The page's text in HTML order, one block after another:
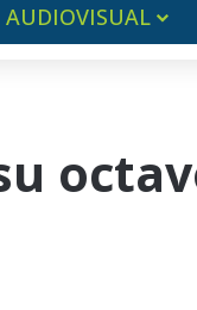
AUDIOVISUAL